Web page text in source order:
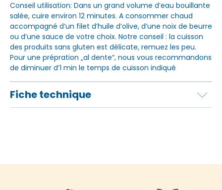
Conseil utilisation: Dans un grand volume d’eau bouillante
salée, cuire environ 12 minutes. A consommer chaud
accompagné d’un filet d’huile d’olive, d’une noix de beurre
ou d’une sauce de votre choix. Notre conseil : la cuisson
des produits sans gluten est délicate, remuez les peu.
Pour une prépration „al dente“, nous vous recommandons
de diminuer d’1 min le temps de cuisson indiqué
Fiche technique